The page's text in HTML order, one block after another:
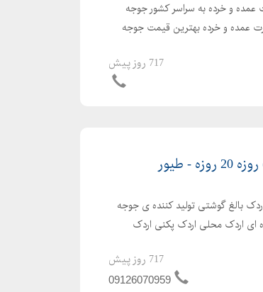
جوجه محلی به صورت عمده و خرده به سراسر کشور جوجه
صورت عمده و خرده بهترین قیمت جوجه
717 روز پیش
طیور
بالغ گوشتی تولید کننده ی جوجه
ای اردک محلی اردک پکنی اردک
717 روز پیش
09126070959